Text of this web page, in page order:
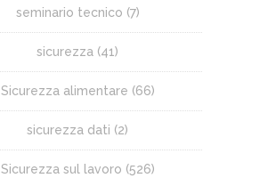
seminario tecnico (7)
sicurezza (41)
Sicurezza alimentare (66)
sicurezza dati (2)
Sicurezza sul lavoro (526)